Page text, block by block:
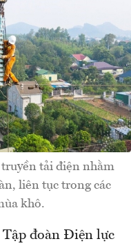
tải điện nhằm
liên tục trong các
khô.
đoàn Điện lực